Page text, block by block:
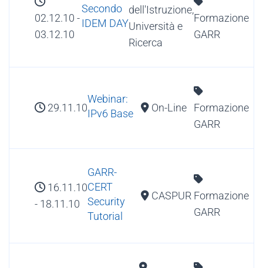
02.12.10 -
03.12.10
Secondo
IDEM DAY
dell'Istruzione,
Università e
Ricerca
Formazione
GARR
29.11.10
Webinar:
IPv6 Base
On-Line
Formazione
GARR
16.11.10
- 18.11.10
GARR-
CERT
Security
Tutorial
CASPUR Formazione
GARR